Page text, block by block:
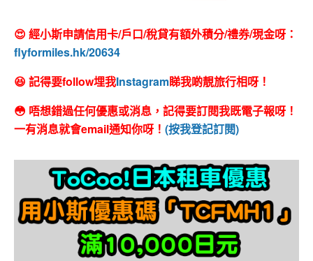
😍 經小斯申請信用卡/戶口/稅貸有額外積分/禮券/現金呀：
flyformiles.hk/20634
😆 記得要follow埋我Instagram睇我啲靚旅行相呀！
😳 唔想錯過任何優惠或消息，記得要訂閱我既電子報呀！
一有消息就會email通知你呀！ (按我登記訂閱)